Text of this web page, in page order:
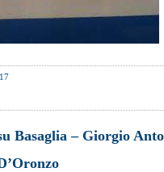
Basaglia – Giorgio